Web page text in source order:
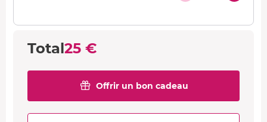
Total25 €
Offrir un bon cadeau